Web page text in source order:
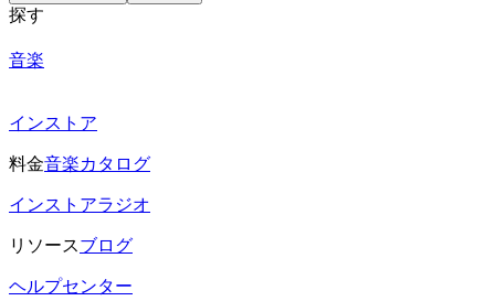
探す
音楽
インストア
料金音楽カタログ
インストアラジオ
リソースブログ
ヘルプセンター